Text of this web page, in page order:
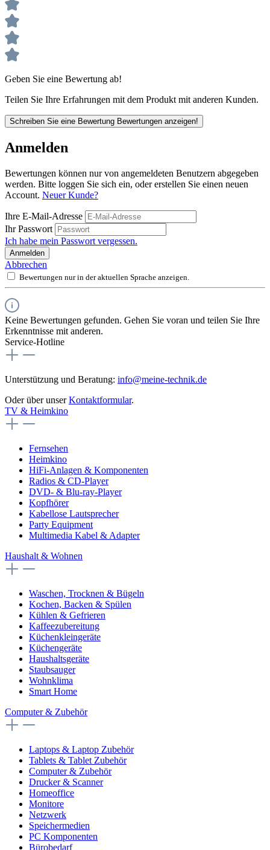
Geben Sie eine Bewertung ab!
Teilen Sie Ihre Erfahrungen mit dem Produkt mit anderen Kunden.
Schreiben Sie eine Bewertung Bewertungen anzeigen!
Anmelden
Bewertungen können nur von angemeldeten Benutzern abgegeben
werden. Bitte loggen Sie sich ein, oder erstellen Sie einen neuen
Account. Neuer Kunde?
Ihre E-Mail-Adresse
Ihr Passwort
Ich habe mein Passwort vergessen.
Anmelden
Abbrechen
Bewertungen nur in der aktuellen Sprache anzeigen.
Keine Bewertungen gefunden. Gehen Sie voran und teilen Sie Ihre
Erkenntnisse mit anderen.
Service-Hotline
Unterstützung und Beratung: info@meine-technik.de
Oder über unserKontaktformular.
TV & Heimkino
Fernsehen
Heimkino
HiFi-Anlagen & Komponenten
Radios & CD-Player
DVD- & Blu-ray-Player
Kopfhörer
Kabellose Lautsprecher
Party Equipment
Multimedia Kabel & Adapter
Haushalt & Wohnen
Waschen, Trocknen & Bügeln
Kochen, Backen & Spülen
Kühlen & Gefrieren
Kaffeezubereitung
Küchenkleingeräte
Küchengeräte
Haushaltsgeräte
Staubsauger
Wohnklima
Smart Home
Computer & Zubehör
Laptops & Laptop Zubehör
Tablets & Tablet Zubehör
Computer & Zubehör
Drucker & Scanner
Homeoffice
Monitore
Netzwerk
Speichermedien
PC Komponenten
Bürobedarf